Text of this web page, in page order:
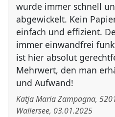
wurde immer schnell
abgewickelt. Kein
einfach und effizient.
immer einwandfrei
ist hier absolut
Mehrwert, den man
und Aufwand!
Katja Maria Zampagna,
Wallersee, 03.01.2025